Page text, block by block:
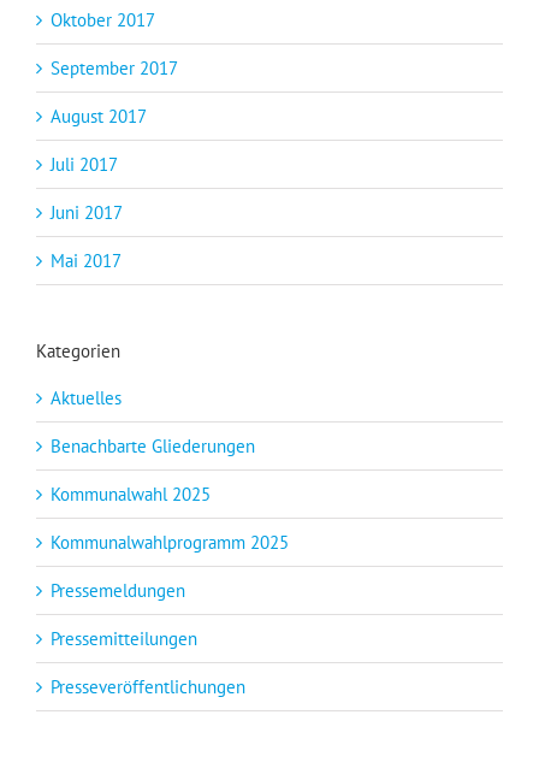
Oktober 2017
September 2017
August 2017
Juli 2017
Juni 2017
Mai 2017
Kategorien
Aktuelles
Benachbarte Gliederungen
Kommunalwahl 2025
Kommunalwahlprogramm 2025
Pressemeldungen
Pressemitteilungen
Presseveröffentlichungen